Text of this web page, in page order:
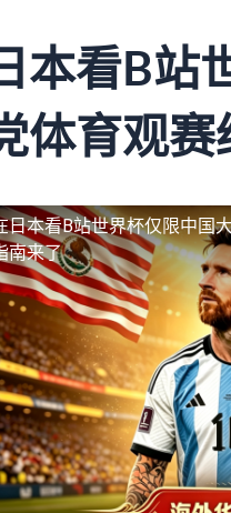
本看B站
体育观赛
日本看B站世界杯仅限中国
南来了